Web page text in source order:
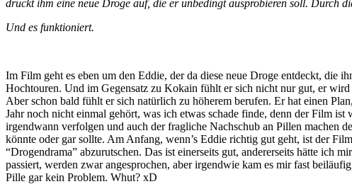
drückt ihm eine neue Droge auf, die er unbedingt ausprobieren soll. Durch
Und es funktioniert.
Im Film geht es eben um den Eddie, der da diese neue Droge entdeckt, die
Hochtouren. Und im Gegensatz zu Kokain fühlt er sich nicht nur gut, er
Aber schon bald fühlt er sich natürlich zu höherem berufen. Er hat einen
Jahr noch nicht einmal gehört, was ich etwas schade finde, denn der Film
irgendwann verfolgen und auch der fragliche Nachschub an Pillen machen
könnte oder gar sollte. Am Anfang, wenn’s Eddie richtig gut geht, ist der
“Drogendrama” abzurutschen. Das ist einerseits gut, andererseits hätte
passiert, werden zwar angesprochen, aber irgendwie kam es mir fast
Pille gar kein Problem. Whut? xD